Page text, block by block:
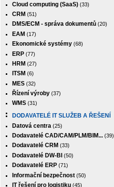
Cloud computing (SaaS) (33)
CRM (51)
DMS/ECM - správa dokumentů (20)
EAM (17)
Ekonomické systémy (68)
ERP (77)
HRM (27)
ITSM (6)
MES (32)
Řízení výroby (37)
WMS (31)
DODAVATELÉ IT SLUŽEB A ŘEŠENÍ
Datová centra (25)
Dodavatelé CAD/CAM/PLM/BIM... (39)
Dodavatelé CRM (33)
Dodavatelé DW-BI (50)
Dodavatelé ERP (71)
Informační bezpečnost (50)
IT řešení pro logistiku (45)